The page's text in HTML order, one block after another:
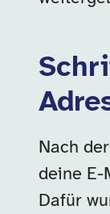
Nach
deine E-
Dafür